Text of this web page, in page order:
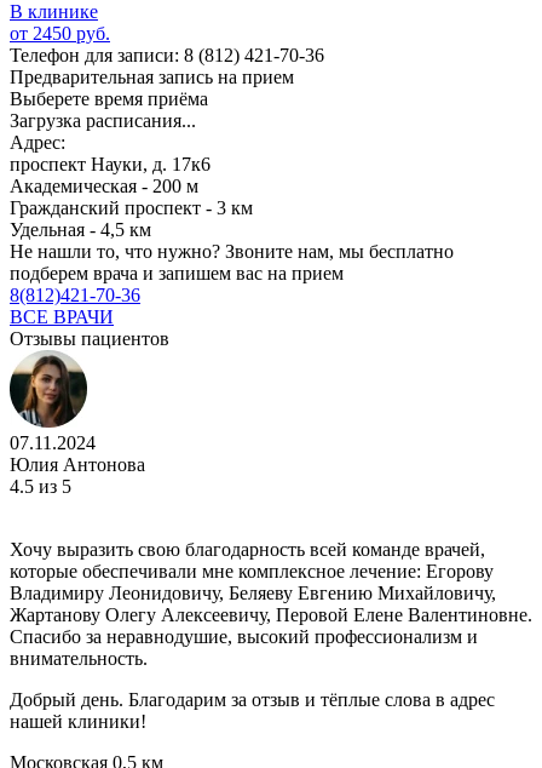
В клинике
от 2450 руб.
Телефон для записи: 8 (812) 421-70-36
Предварительная запись на прием
Выберете время приёма
Загрузка расписания...
Адрес:
проспект Науки, д. 17к6
Академическая - 200 м
Гражданский проспект - 3 км
Удельная - 4,5 км
Не нашли то, что нужно? Звоните нам, мы бесплатно
подберем врача и запишем вас на прием
8(812)421-70-36
ВСЕ ВРАЧИ
Отзывы пациентов
07.11.2024
Юлия Антонова
4.5 из 5
Хочу выразить свою благодарность всей команде врачей,
которые обеспечивали мне комплексное лечение: Егорову
Владимиру Леонидовичу, Беляеву Евгению Михайловичу,
Жартанову Олегу Алексеевичу, Перовой Елене Валентиновне.
Спасибо за неравнодушие, высокий профессионализм и
внимательность.
Добрый день. Благодарим за отзыв и тёплые слова в адрес
нашей клиники!
Московская 0,5 км